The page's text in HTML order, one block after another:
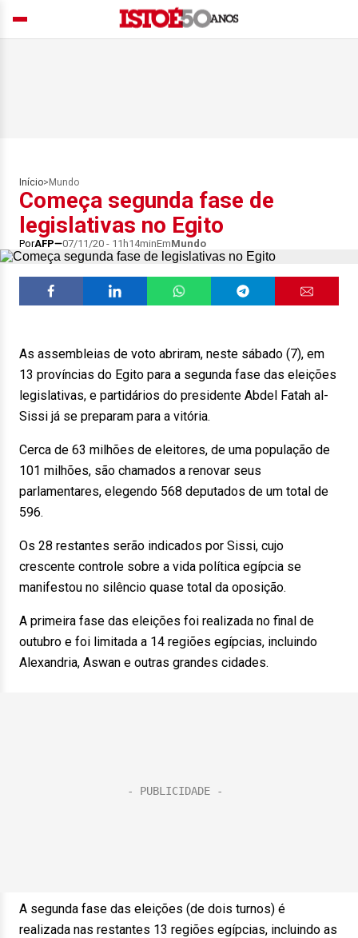
Início> Mundo
Começa segunda fase de
legislativas no Egito
PorAFP 07/11/20 - 11h14minEmMundo
As assembleias de voto abriram, neste sábado (7), em
13 províncias do Egito para a segunda fase das eleições
legislativas, e partidários do presidente Abdel Fatah al-
Sissi já se preparam para a vitória.
Cerca de 63 milhões de eleitores, de uma população de
101 milhões, são chamados a renovar seus
parlamentares, elegendo 568 deputados de um total de
596.
Os 28 restantes serão indicados por Sissi, cujo
crescente controle sobre a vida política egípcia se
manifestou no silêncio quase total da oposição.
A primeira fase das eleições foi realizada no final de
outubro e foi limitada a 14 regiões egípcias, incluindo
Alexandria, Aswan e outras grandes cidades.
A segunda fase das eleições (de dois turnos) é
realizada nas restantes 13 regiões egípcias, incluindo as